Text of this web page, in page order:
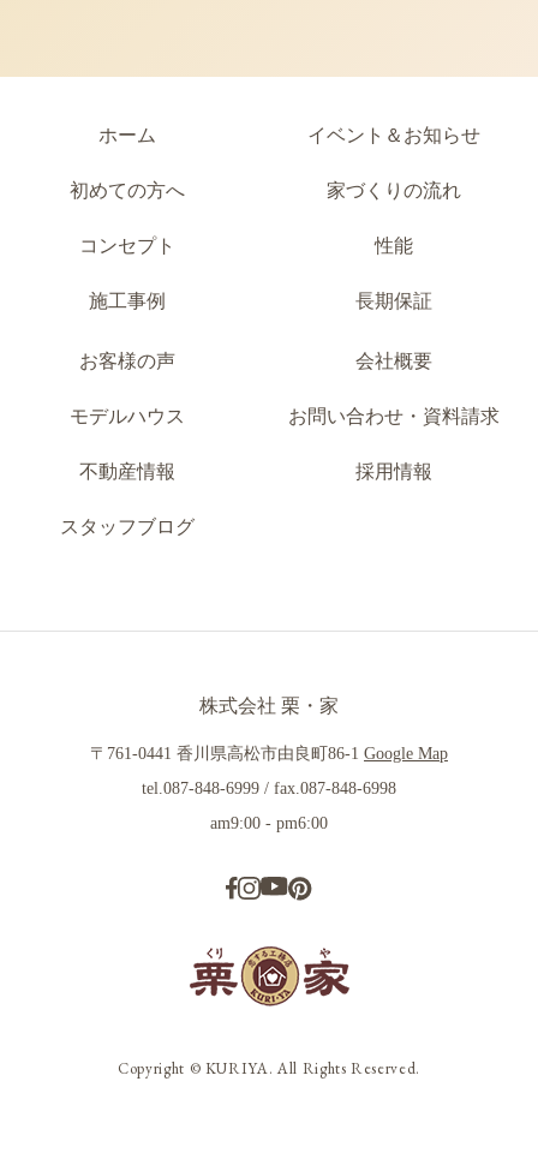
ホーム
初めての方へ
コンセプト
施工事例
イベント＆お知らせ
家づくりの流れ
性能
長期保証
お客様の声
モデルハウス
不動産情報
スタッフブログ
会社概要
お問い合わせ・資料請求
採用情報
株式会社 栗・家
〒761-0441 香川県高松市由良町86-1 Google Map
tel.087-848-6999 / fax.087-848-6998
am9:00 - pm6:00
Copyright © KURIYA. All Rights Reserved.